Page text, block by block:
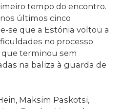
tempo do encontro.
últimos cinco
se que a Estónia voltou a
no processo
terminou sem
na baliza à guarda de
Maksim Paskotsi,